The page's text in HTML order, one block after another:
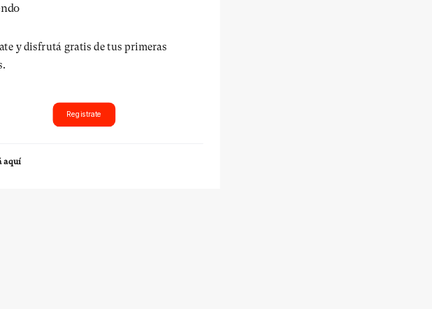
y disfrutá gratis de tus primeras
Registrate
aquí